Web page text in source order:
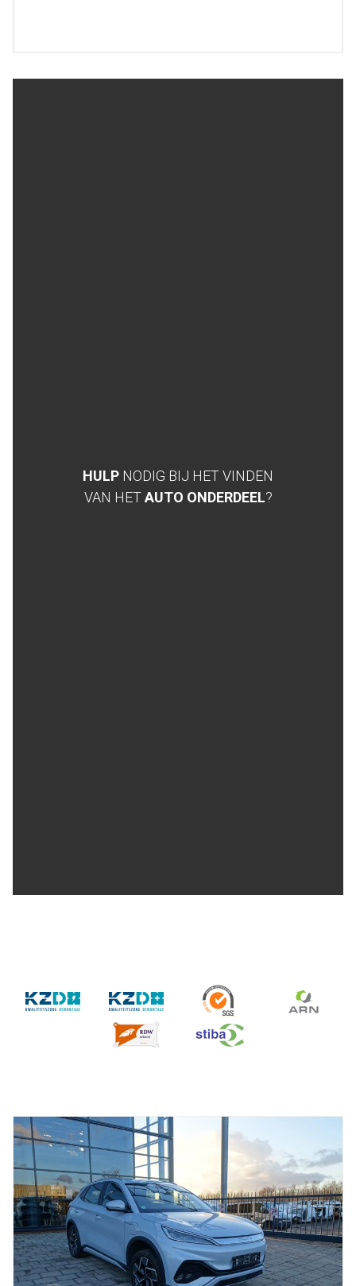
HULP NODIG BIJ HET VINDEN
VAN HETAUTO ONDERDEEL?